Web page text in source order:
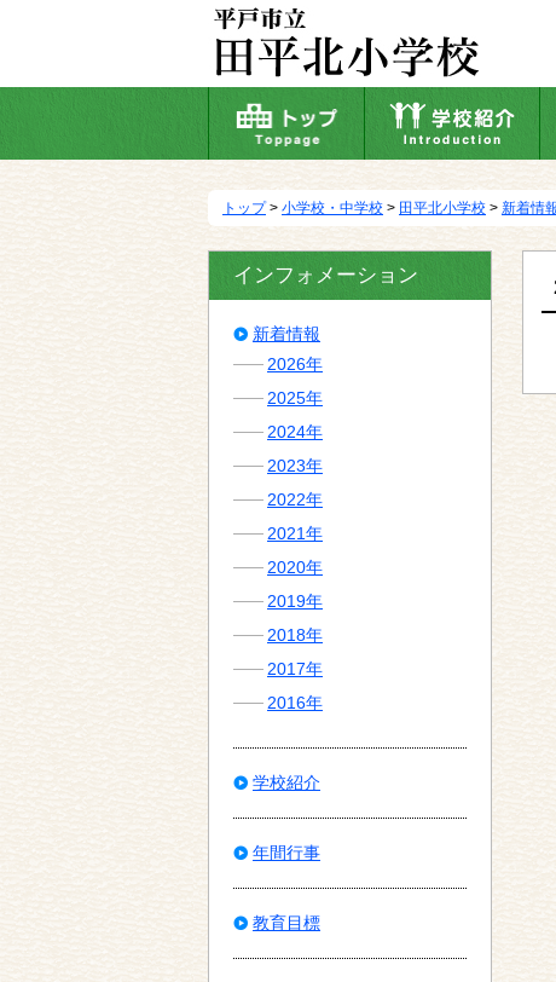
動
トップ> 小学校・中学校 > 田平北小学校 > 新着情
インフォメーション
新着情報
2026年
2025年
2024年
2023年
2022年
2021年
2020年
2019年
2018年
2017年
2016年
学校紹介
年間行事
教育目標